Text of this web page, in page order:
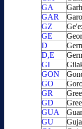
GA
GAR
Garo
GZ
GE
D
D,E
GI
GON
GO
GR
GD
GUA
GU